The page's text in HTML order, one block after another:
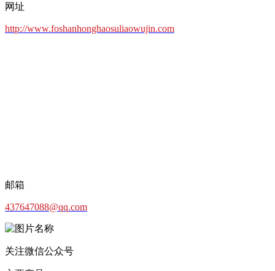
网址
http://www.foshanhonghaosuliaowujin.com
邮箱
437647088@qq.com
关注微信公众号